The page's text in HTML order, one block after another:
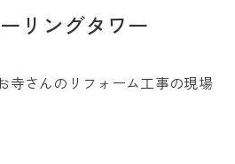
リングタワー
寺さんのリフォーム工事の現場